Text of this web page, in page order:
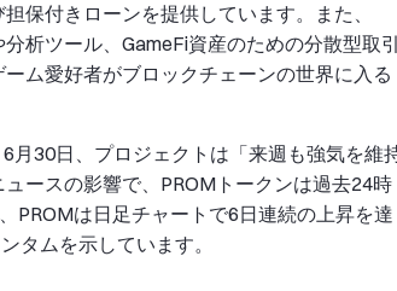
保付きローンを提供しています。また、
析ツール、GameFi資産のための分散型取
ム愛好者がブロックチェーンの世界に入る
月30日、プロジェクトは「来週も強気を維
ースの影響で、PROMトークンは過去24時
PROMは日足チャートで6日連続の上昇を達
タムを示しています。